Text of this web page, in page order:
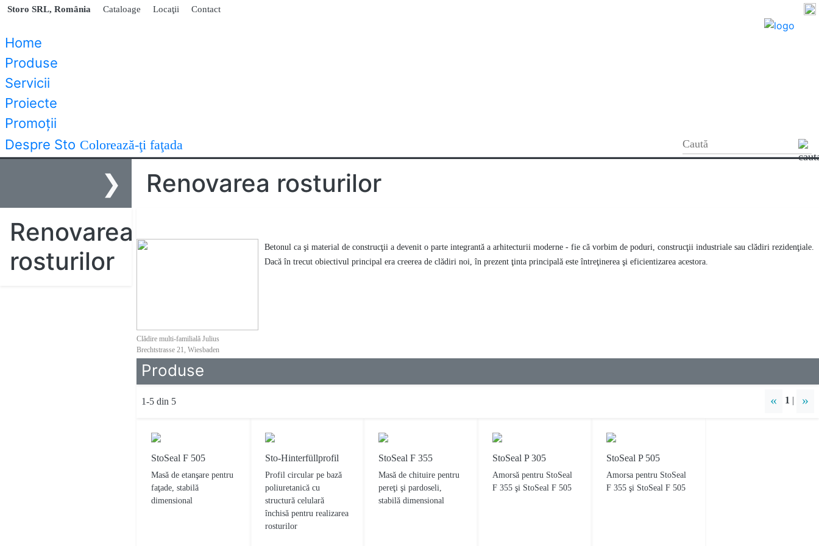
Storo SRL, România Cataloage Locaţii Contact
Home
Produse
Servicii
Proiecte
Promoţii
Despre Sto Colorează-ţi faţada
❯
Renovarea
rosturilor
Renovarea rosturilor
Clădire multi-familială Julius
Brechtstrasse 21, Wiesbaden
Betonul ca şi material de construcţii a devenit o parte integrantă a arhitecturii moderne - fie că vorbim de poduri, construcţii industriale sau clădiri rezidenţiale.
Dacă în trecut obiectivul principal era creerea de clădiri noi, în prezent ţinta principală este întreţinerea şi eficientizarea acestora.
Produse
1-5 din 5 « 1 | »
StoSeal F 505
Masă de etanşare pentru
faţade, stabilă
dimensional
Sto-Hinterfüllprofil
Profil circular pe bază
poliuretanică cu
structură celulară
închisă pentru realizarea
rosturilor
StoSeal F 355
Masă de chituire pentru
pereţi şi pardoseli,
stabilă dimensional
StoSeal P 305
Amorsă pentru StoSeal
F 355 şi StoSeal F 505
StoSeal P 505
Amorsa pentru StoSeal
F 355 şi StoSeal F 505